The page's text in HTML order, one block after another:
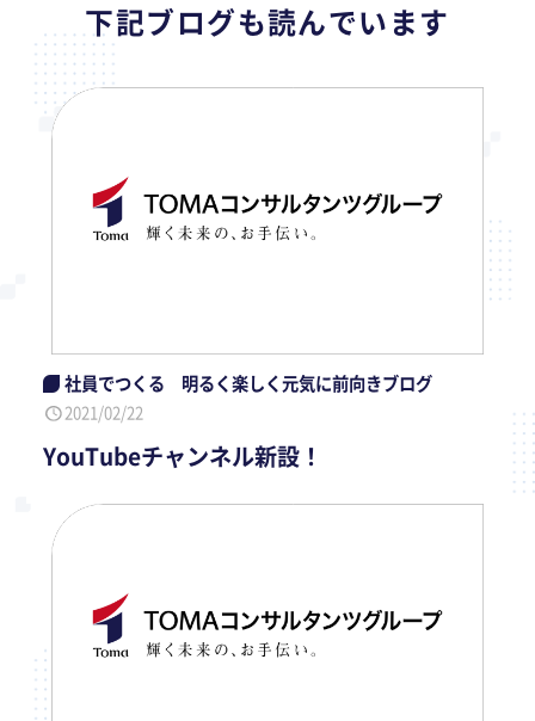
下記ブログも読んでいます
社員でつくる 明るく楽しく元気に前向きブログ
2021/02/22
YouTubeチャンネル新設！